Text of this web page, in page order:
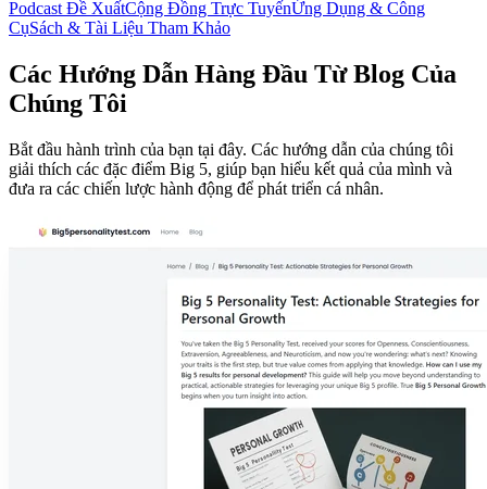
Podcast Đề XuấtCộng Đồng Trực TuyếnỨng Dụng & Công
CụSách & Tài Liệu Tham Khảo
Các Hướng Dẫn Hàng Đầu Từ Blog Của
Chúng Tôi
Bắt đầu hành trình của bạn tại đây. Các hướng dẫn của chúng tôi
giải thích các đặc điểm Big 5, giúp bạn hiểu kết quả của mình và
đưa ra các chiến lược hành động để phát triển cá nhân.